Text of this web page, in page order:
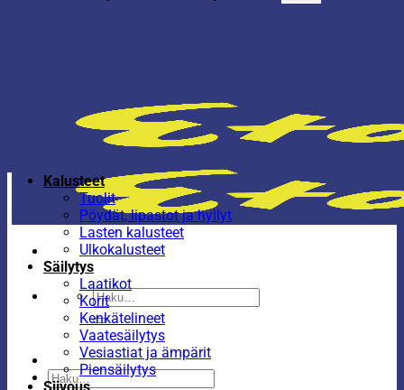
Etsi:
Etsi:
Kalusteet
Tuolit
Pöydät, lipastot ja hyllyt
Lasten kalusteet
Ulkokalusteet
Säilytys
Laatikot
Korit
Kenkätelineet
Vaatesäilytys
Vesiastiat ja ämpärit
Piensäilytys